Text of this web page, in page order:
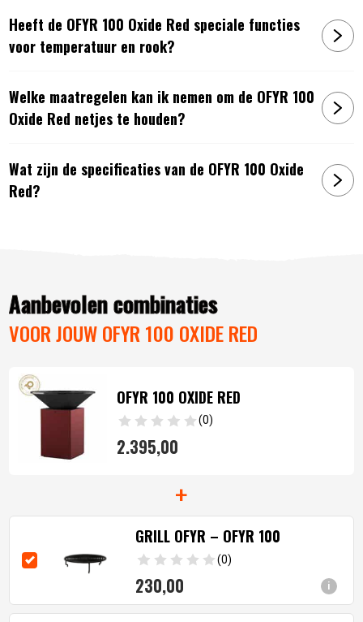
Heeft de OFYR 100 Oxide Red speciale functies
voor temperatuur en rook?
Welke maatregelen kan ik nemen om de OFYR 100
Oxide Red netjes te houden?
Wat zijn de specificaties van de OFYR 100 Oxide
Red?
Aanbevolen combinaties
VOOR JOUW OFYR 100 OXIDE RED
OFYR 100 OXIDE RED
(0)
2.395,00
+
i
GRILL OFYR – OFYR 100
(0)
230,00